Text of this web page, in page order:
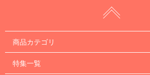
商品カテゴリ
特集一覧